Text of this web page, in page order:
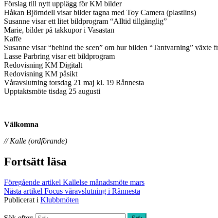
Förslag till nytt upplägg för KM bilder
Håkan Björndell visar bilder tagna med Toy Camera (plastlins)
Susanne visar ett litet bildprogram “Alltid tillgänglig”
Marie, bilder på takkupor i Vasastan
Kaffe
Susanne visar “behind the scen” om hur bilden “Tantvarning” växte
Lasse Parbring visar ett bildprogram
Redovisning KM Digitalt
Redovisning KM påsikt
Våravslutning torsdag 21 maj kl. 19 Rånnesta
Upptaktsmöte tisdag 25 augusti
Välkomna
// Kalle (ordförande)
Fortsätt läsa
Föregående artikel Kallelse månadsmöte mars
Nästa artikel Focus våravslutning i Rånnesta
Publicerat i Klubbmöten